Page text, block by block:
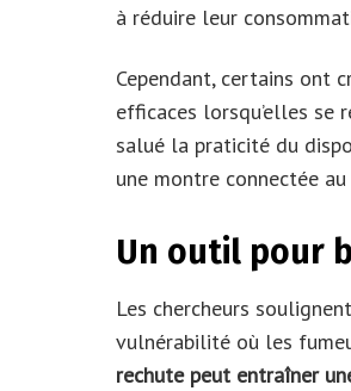
à réduire leur
Cependant, certains ont
efficaces lorsqu’elles se
salué la praticité du
une montre connectée
Un outil pour
Les chercheurs
vulnérabilité où les
rechute peut entraîner